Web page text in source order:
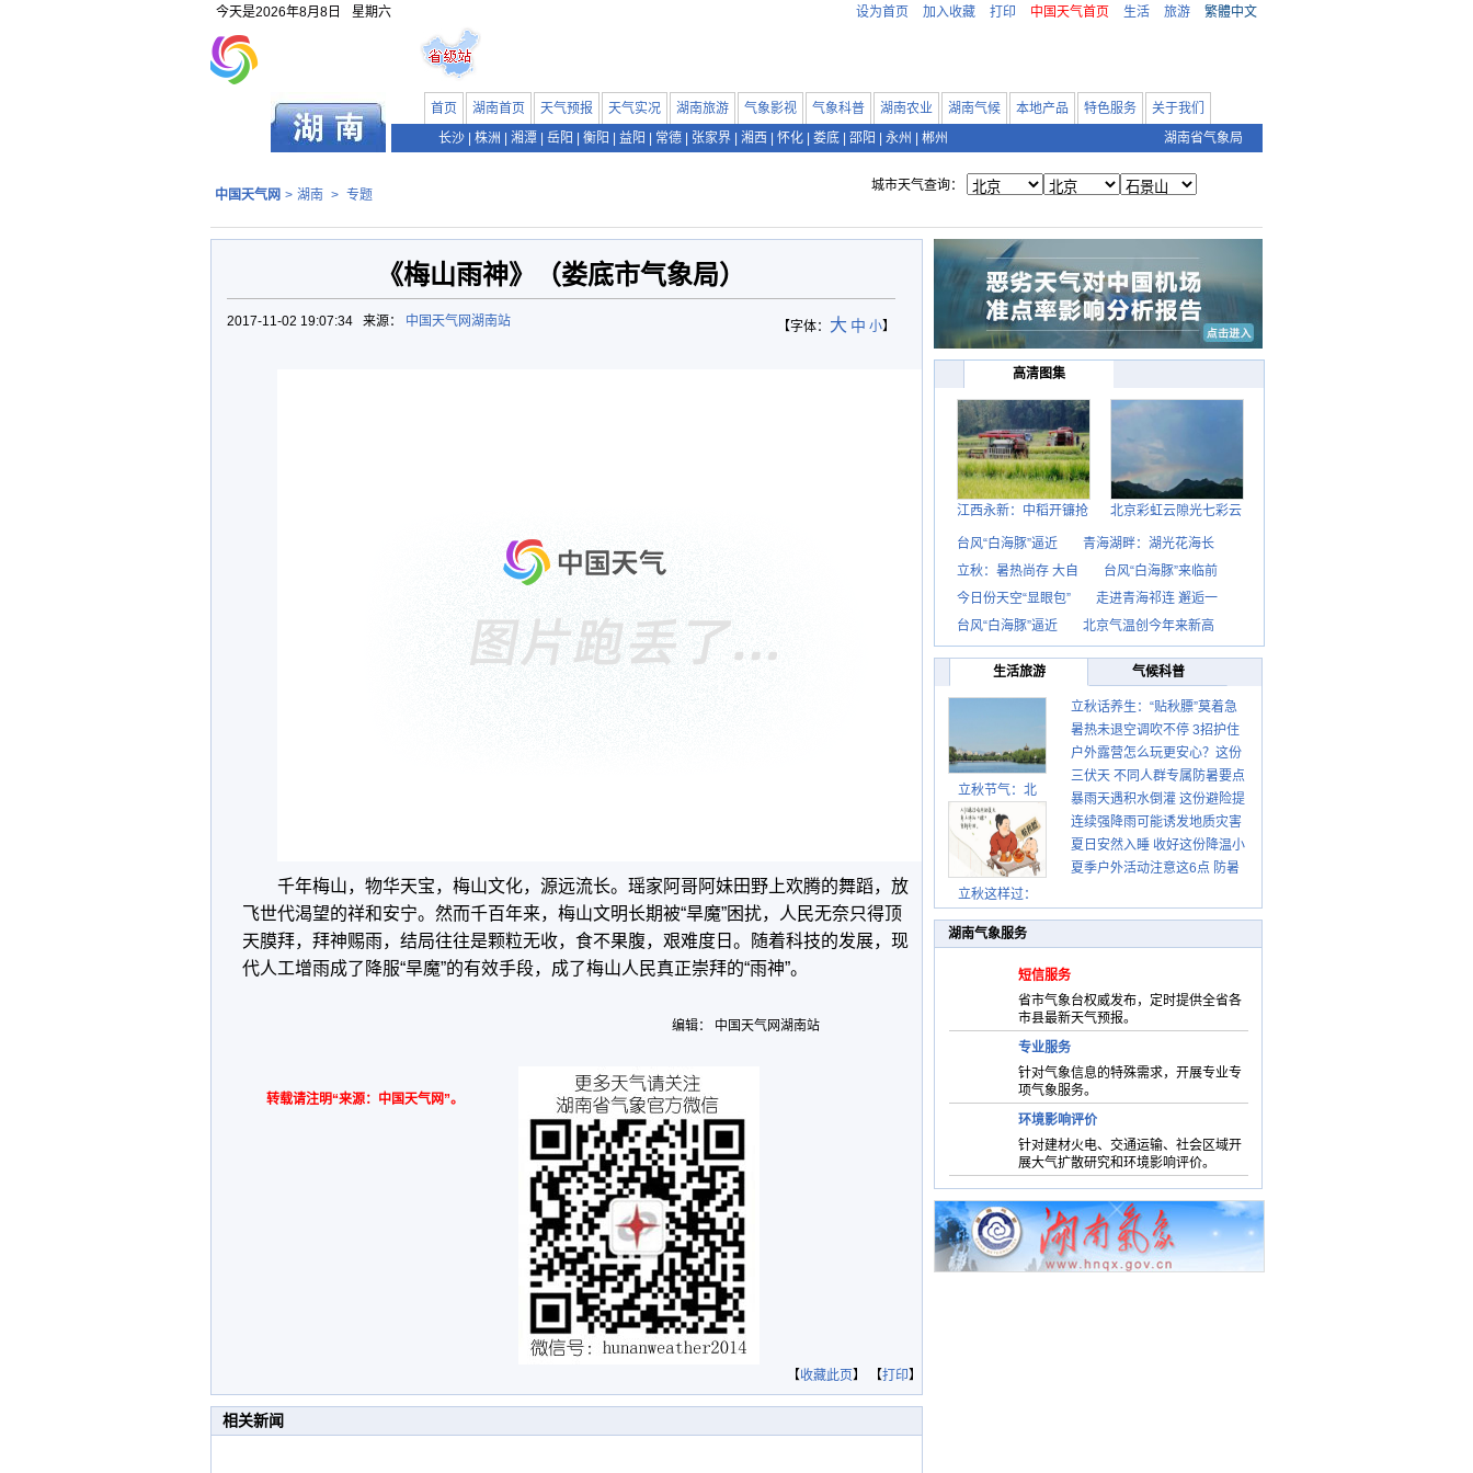
今天是2026年8月8日 星期六 设为首页 加入收藏 打印 中国天气首页 生活 旅游 繁體中文
首页 湖南首页 天气预报 天气实况 湖南旅游 气象影视 气象科普 湖南农业 湖南气候 本地产品 特色服务
关于我们
长沙
株洲 湘潭 岳阳 衡阳 益阳 常德 张家界 湘西 怀化 娄底 邵阳 永州 郴州 湖南省气象局
中国天气网 > 湖南 > 专题
城市天气查询：
《梅山雨神》（娄底市气象局）
【字体： 大 中 小】
2017-11-02 19:07:34 来源： 中国天气网湖南站
千年梅山，物华天宝，梅山文化，源远流长。瑶家阿哥阿妹田野上欢腾的舞蹈，放
飞世代渴望的祥和安宁。然而千百年来，梅山文明长期被“旱魔”困扰，人民无奈只得顶
天膜拜，拜神赐雨，结局往往是颗粒无收，食不果腹，艰难度日。随着科技的发展，现
代人工增雨成了降服“旱魔”的有效手段，成了梅山人民真正崇拜的“雨神”。
编辑： 中国天气网湖南站
转载请注明“来源：中国天气网”。
【收藏此页】 【打印】
相关新闻
高清图集
江西永新：中稻开镰抢 北京彩虹云隙光七彩云
台风“白海豚”逼近
青海湖畔：湖光花海长
立秋：暑热尚存 大自
台风“白海豚”来临前
今日份天空“显眼包”
走进青海祁连 邂逅一
台风“白海豚”逼近
北京气温创今年来新高
生活旅游 气候科普
立秋节气：北
立秋这样过：
立秋话养生：“贴秋膘”莫着急
先清暑再防燥
暑热未退空调吹不停 3招护住
肩颈不酸痛
户外露营怎么玩更安心？这份
攻略请收好
三伏天 不同人群专属防暑要点
请收好
暴雨天遇积水倒灌 这份避险提
示请收好
连续强降雨可能诱发地质灾害
这些前兆要知道
夏日安然入睡 收好这份降温小
贴士
夏季户外活动注意这6点 防暑
湖南气象服务
短信服务
省市气象台权威发布，定时提供全省各
市县最新天气预报。
专业服务
针对气象信息的特殊需求，开展专业专
项气象服务。
环境影响评价
针对建材火电、交通运输、社会区域开
展大气扩散研究和环境影响评价。